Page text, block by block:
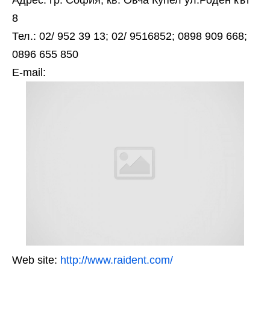
8
Тел.: 02/ 952 39 13; 02/ 9516852; 0898 909 668;
0896 655 850
Е-mail:
Web site: http://www.raident.com/